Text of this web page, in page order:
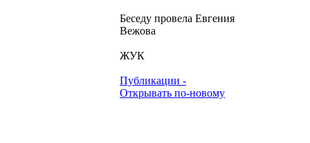
Беседу провела Евгения
Вежова
ЖУК
Публикации -
Открывать по-новому